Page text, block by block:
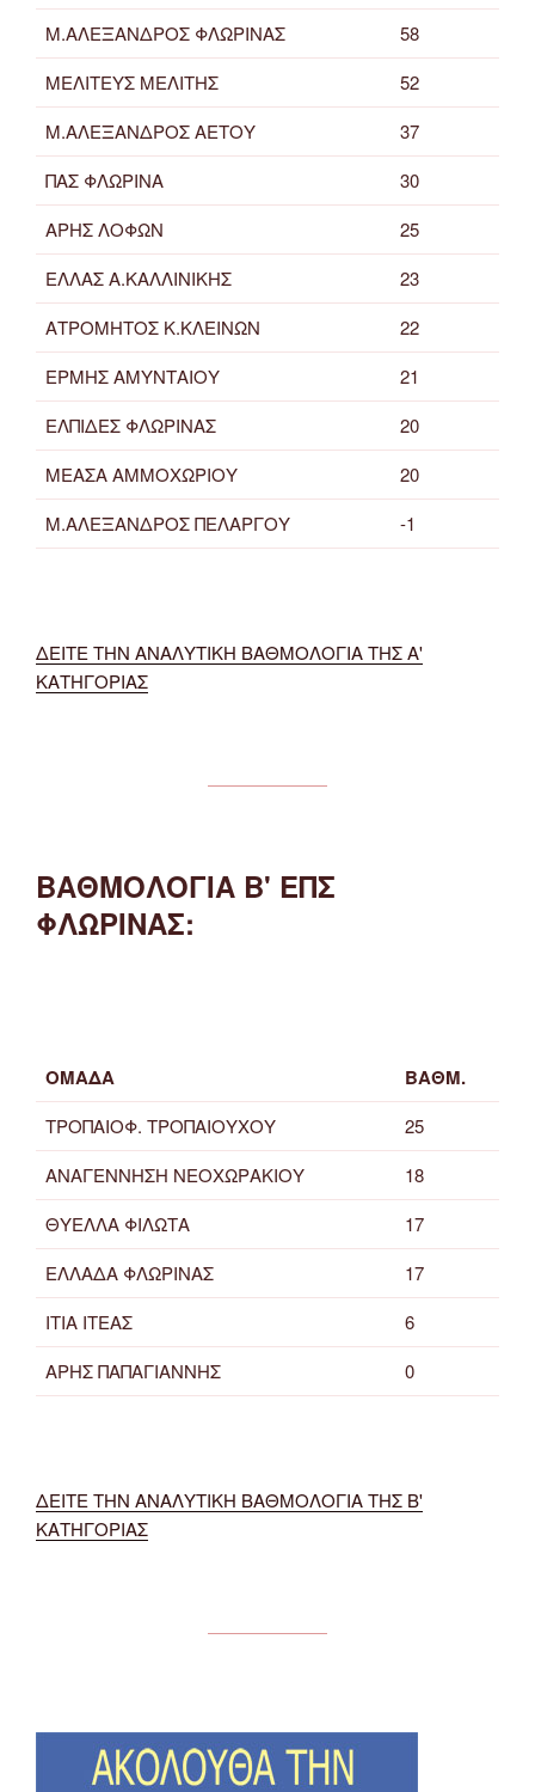
Μ.ΑΛΕΞΑΝΔΡΟΣ ΦΛΩΡΙΝΑΣ
58
ΜΕΛΙΤΕΥΣ ΜΕΛΙΤΗΣ
52
Μ.ΑΛΕΞΑΝΔΡΟΣ ΑΕΤΟΥ
37
ΠΑΣ ΦΛΩΡΙΝΑ
30
ΑΡΗΣ ΛΟΦΩΝ
25
ΕΛΛΑΣ Α.ΚΑΛΛΙΝΙΚΗΣ
23
ΑΤΡΟΜΗΤΟΣ Κ.ΚΛΕΙΝΩΝ
22
ΕΡΜΗΣ ΑΜΥΝΤΑΙΟΥ
21
ΕΛΠΙΔΕΣ ΦΛΩΡΙΝΑΣ
20
ΜΕΑΣΑ ΑΜΜΟΧΩΡΙΟΥ
20
Μ.ΑΛΕΞΑΝΔΡΟΣ ΠΕΛΑΡΓΟΥ
-1
ΔΕΙΤΕ ΤΗΝ ΑΝΑΛΥΤΙΚΗ ΒΑΘΜΟΛΟΓΙΑ ΤΗΣ Α'
ΚΑΤΗΓΟΡΙΑΣ
ΒΑΘΜΟΛΟΓΙΑ Β' ΕΠΣ
ΦΛΩΡΙΝΑΣ:
ΟΜΑΔΑ ΒΑΘΜ.
ΤΡΟΠΑΙΟΦ. ΤΡΟΠΑΙΟΥΧΟΥ
25
ΑΝΑΓΕΝΝΗΣΗ ΝΕΟΧΩΡΑΚΙΟΥ
18
ΘΥΕΛΛΑ ΦΙΛΩΤΑ
17
ΕΛΛΑΔΑ ΦΛΩΡΙΝΑΣ
17
ΙΤΙΑ ΙΤΕΑΣ
6
ΑΡΗΣ ΠΑΠΑΓΙΑΝΝΗΣ
0
ΔΕΙΤΕ ΤΗΝ ΑΝΑΛΥΤΙΚΗ ΒΑΘΜΟΛΟΓΙΑ ΤΗΣ Β'
ΚΑΤΗΓΟΡΙΑΣ